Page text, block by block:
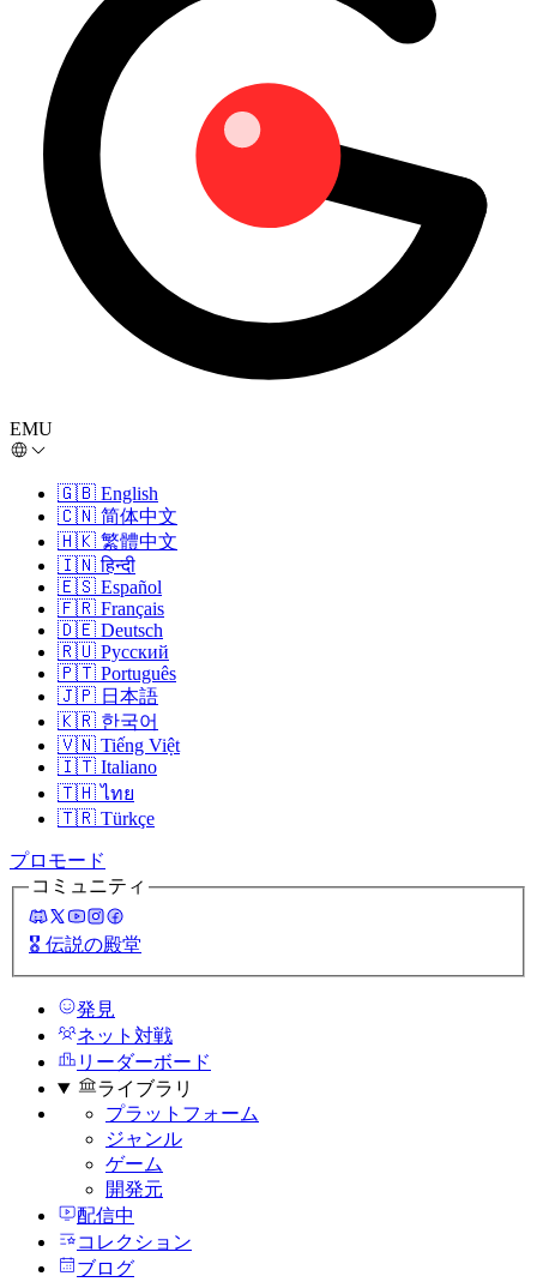
EMU
🇬🇧 English
🇨🇳 简体中文
🇭🇰 繁體中文
🇮🇳 हिन्दी
🇪🇸 Español
🇫🇷 Français
🇩🇪 Deutsch
🇷🇺 Русский
🇵🇹 Português
🇯🇵 日本語
🇰🇷 한국어
🇻🇳 Tiếng Việt
🇮🇹 Italiano
🇹🇭 ไทย
🇹🇷 Türkçe
プロモード
コミュニティ
🎖️ 伝説の殿堂
発見
ネット対戦
リーダーボード
ライブラリ
プラットフォーム
ジャンル
ゲーム
開発元
配信中
コレクション
ブログ